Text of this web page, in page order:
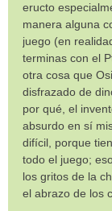
eructo
manera alguna
juego (en
terminas con el
otra cosa que
disfrazado de
por qué, el
absurdo en sí
difícil, porque
todo el juego;
los gritos de la
el abrazo de los